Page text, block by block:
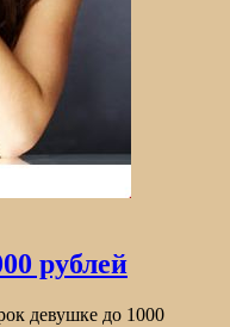
рублей
девушке до 1000